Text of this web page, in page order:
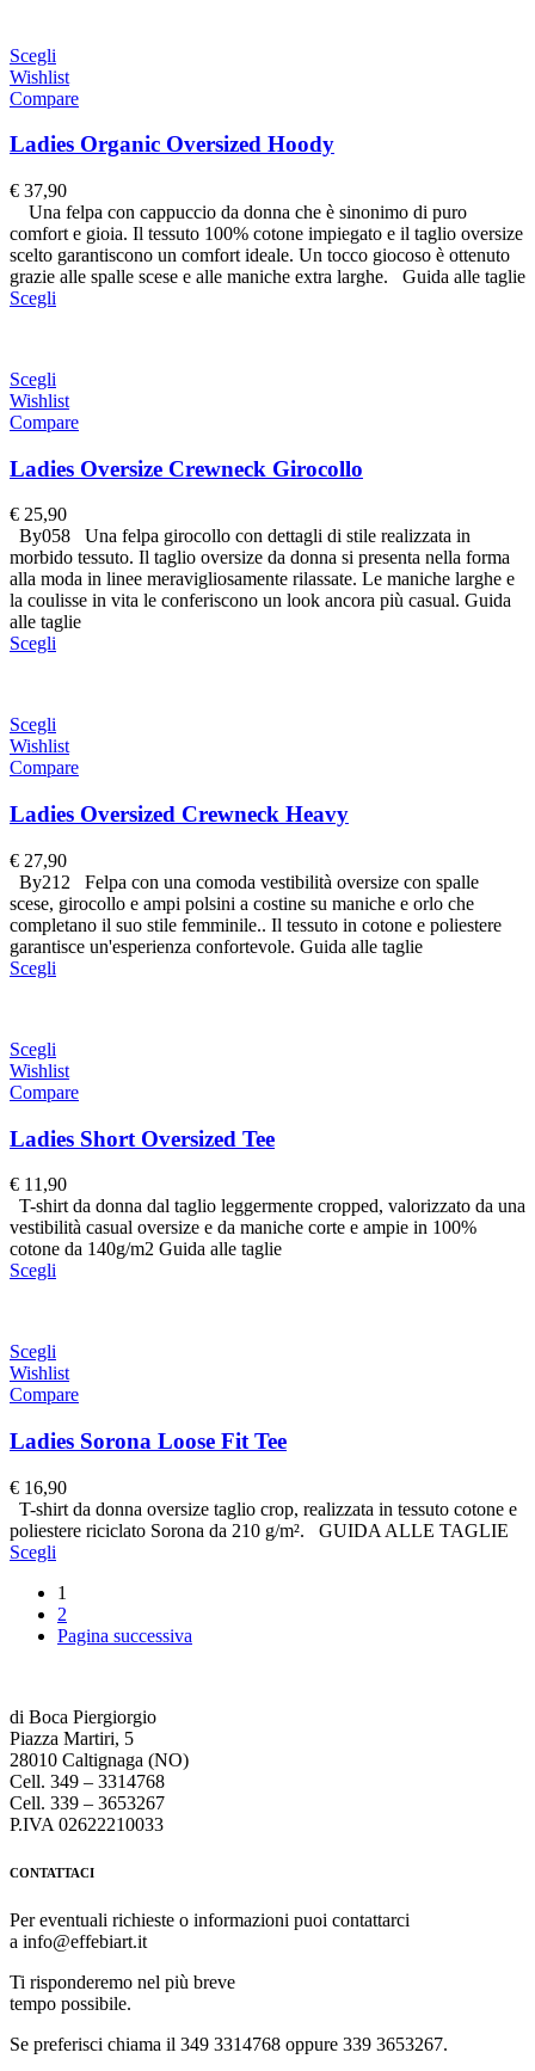
Scegli
Wishlist
Compare
Ladies Organic Oversized Hoody
€ 37,90
Una felpa con cappuccio da donna che è sinonimo di puro
comfort e gioia. Il tessuto 100% cotone impiegato e il taglio oversize
scelto garantiscono un comfort ideale. Un tocco giocoso è ottenuto
grazie alle spalle scese e alle maniche extra larghe. Guida alle taglie
Scegli
Scegli
Wishlist
Compare
Ladies Oversize Crewneck Girocollo
€ 25,90
By058 Una felpa girocollo con dettagli di stile realizzata in
morbido tessuto. Il taglio oversize da donna si presenta nella forma
alla moda in linee meravigliosamente rilassate. Le maniche larghe e
la coulisse in vita le conferiscono un look ancora più casual. Guida
alle taglie
Scegli
Scegli
Wishlist
Compare
Ladies Oversized Crewneck Heavy
€ 27,90
By212 Felpa con una comoda vestibilità oversize con spalle
scese, girocollo e ampi polsini a costine su maniche e orlo che
completano il suo stile femminile.. Il tessuto in cotone e poliestere
garantisce un'esperienza confortevole. Guida alle taglie
Scegli
Scegli
Wishlist
Compare
Ladies Short Oversized Tee
€ 11,90
T-shirt da donna dal taglio leggermente cropped, valorizzato da una
vestibilità casual oversize e da maniche corte e ampie in 100%
cotone da 140g/m2 Guida alle taglie
Scegli
Scegli
Wishlist
Compare
Ladies Sorona Loose Fit Tee
€ 16,90
T-shirt da donna oversize taglio crop, realizzata in tessuto cotone e
poliestere riciclato Sorona da 210 g/m². GUIDA ALLE TAGLIE
Scegli
1
2
Pagina successiva
di Boca Piergiorgio
Piazza Martiri, 5
28010 Caltignaga (NO)
Cell. 349 – 3314768
Cell. 339 – 3653267
P.IVA 02622210033
CONTATTACI
Per eventuali richieste o informazioni puoi contattarci
a info@effebiart.it
Ti risponderemo nel più breve
tempo possibile.
Se preferisci chiama il 349 3314768 oppure 339 3653267.